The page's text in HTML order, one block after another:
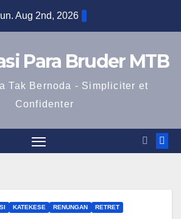
Aug 2nd, 2026
Para Bruder MTB
Tak Bernoda - Simpliciter et
Confidenter
KATEKESE RENUNGAN RETRET